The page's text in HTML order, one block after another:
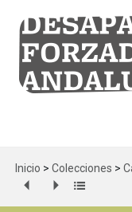
Inicio > Colecciones >